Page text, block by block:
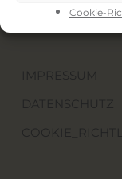
Cookie-
IMPRESSUM
DATENSCHUTZ